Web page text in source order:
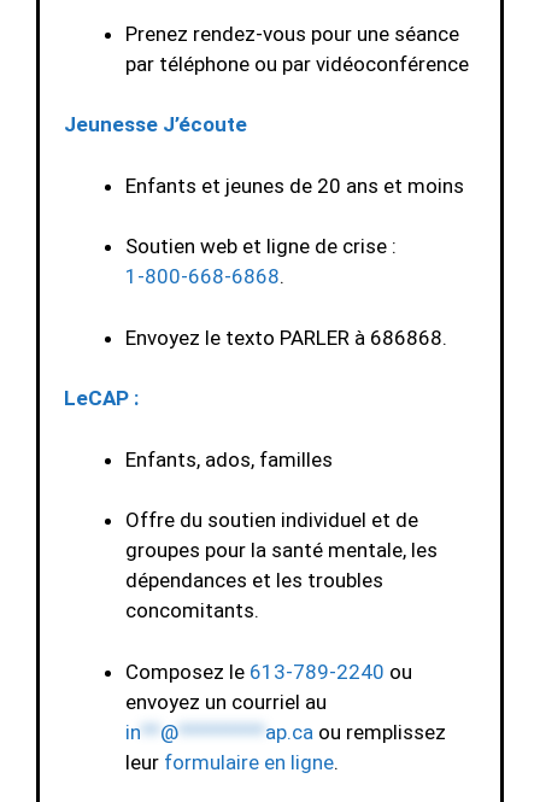
Prenez rendez-vous pour une séance
par téléphone ou par vidéoconférence
Jeunesse J’écoute
Enfants et jeunes de 20 ans et moins
Soutien web et ligne de crise :
1-800-668-6868.
Envoyez le texto PARLER à 686868.
LeCAP :
Enfants, ados, familles
Offre du soutien individuel et de
groupes pour la santé mentale, les
dépendances et les troubles
concomitants.
Composez le 613-789-2240 ou
envoyez un courriel au
in ** @ ********* ap.ca ou remplissez
leur formulaire en ligne.